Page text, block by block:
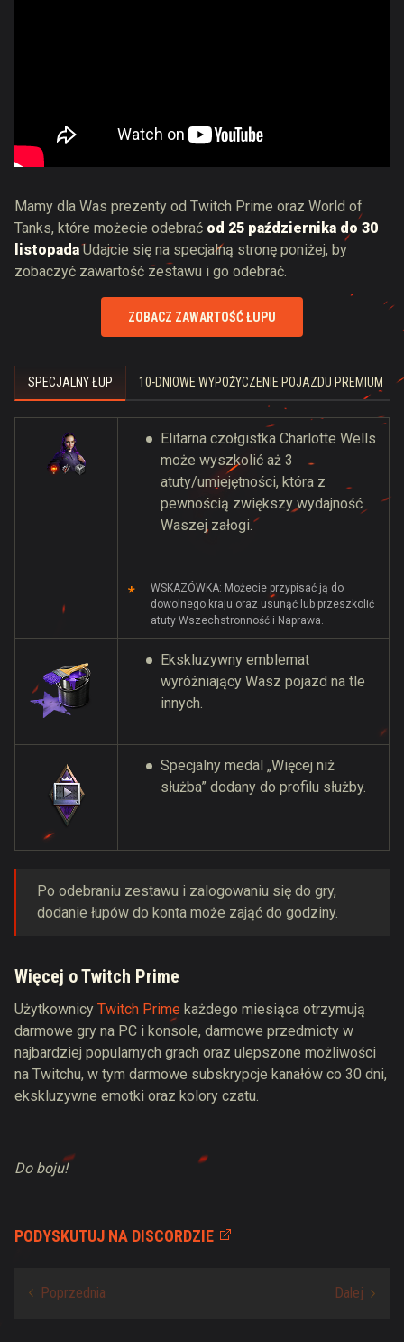
Mamy dla Was prezenty od Twitch Prime oraz World of
Tanks, które możecie odebrać od 25 października do 30
listopadaUdajcie się na specjalną stronę poniżej, by
zobaczyć zawartość zestawu i go odebrać.
ZOBACZ ZAWARTOŚĆ ŁUPU
SPECJALNY ŁUP 10-DNIOWE WYPOŻYCZENIE POJAZDU PREMIUM
Elitarna czołgistka Charlotte Wells
może wyszkolić aż 3
atuty/umiejętności, która z
pewnością zwiększy wydajność
Waszej załogi.
WSKAZÓWKA: Możecie przypisać ją do
dowolnego kraju oraz usunąć lub przeszkolić
atuty Wszechstronność i Naprawa.
Ekskluzywny emblemat
wyróżniający Wasz pojazd na tle
innych.
Specjalny medal „Więcej niż
służba” dodany do profilu służby.
Po odebraniu zestawu i zalogowaniu się do gry,
dodanie łupów do konta może zająć do godziny.
Więcej o Twitch Prime
Użytkownicy Twitch Prime każdego miesiąca otrzymują
darmowe gry na PC i konsole, darmowe przedmioty w
najbardziej popularnych grach oraz ulepszone możliwości
na Twitchu, w tym darmowe subskrypcje kanałów co 30 dni,
ekskluzywne emotki oraz kolory czatu.
Do boju!
PODYSKUTUJ NA DISCORDZIE